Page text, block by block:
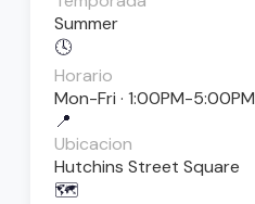
Summer
🕓
Horario
Mon-Fri · 1:00PM-5:00PM
📍
Ubicacion
Hutchins Street Square
🗺️